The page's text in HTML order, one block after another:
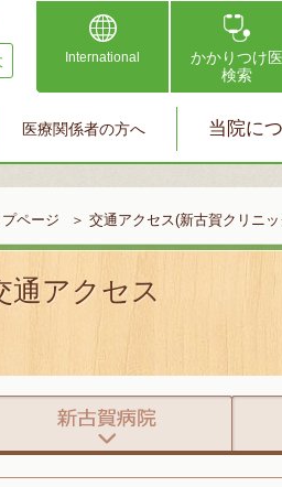
International
かかりつけ医
検索
医療関係者の方へ 当院に
プページ ＞ 交通アクセス(新古賀クリニ
通アクセス